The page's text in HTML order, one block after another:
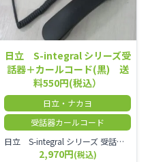
日立 S-integral シリーズ受
話器＋カールコード(黒) 送
料550円(税込）
日立・ナカヨ
受話器カールコード
日立 S-integral シリーズ 受話器＋カールコード セット（黒）／本商品は中古品となります。 写真では分かりにくいキズ・汚れなどの使用感があります。 経年変化で日焼けの色味が強くなる場合がございます。 予めご理解・ご了承頂きますようお願いいたします。
2,970円(税込)